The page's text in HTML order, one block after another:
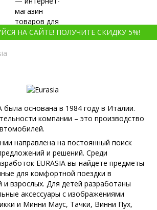
НА САЙТЕ! ПОЛУЧИТЕ СКИДКУ 5%!
была основана в 1984 году в Италии.
компании – это производство
направлена на постоянный поиск
и решений. Среди
EURASIA вы найдете предметы
для комфортной поездки в
взрослых. Для детей разработаны
аксессуары с изображениями
и Минни Маус, Тачки, Винни Пух,